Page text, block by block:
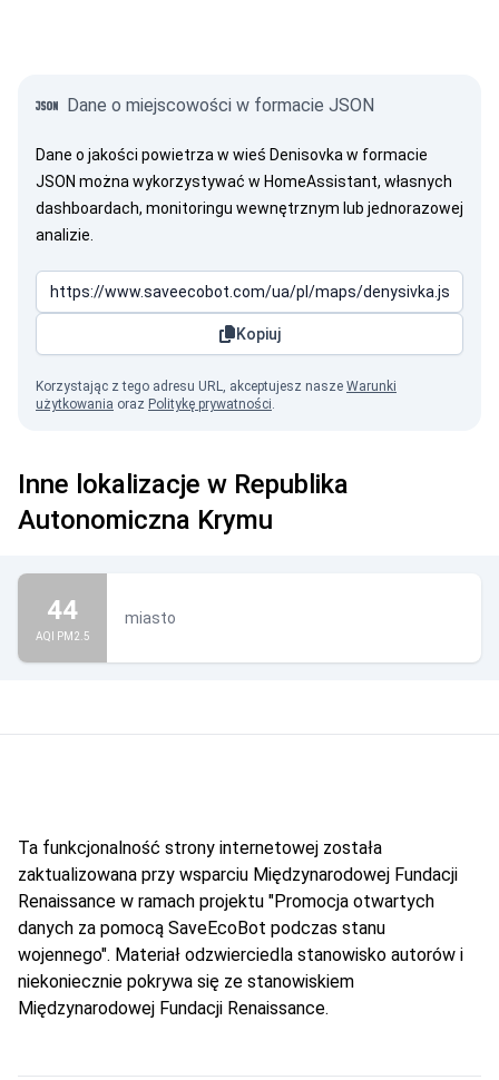
Dane o miejscowości w formacie JSON
Dane o jakości powietrza w wieś Denisovka w formacie
JSON można wykorzystywać w HomeAssistant, własnych
dashboardach, monitoringu wewnętrznym lub jednorazowej
analizie.
Kopiuj
Korzystając z tego adresu URL, akceptujesz nasze Warunki
użytkowania oraz Politykę prywatności.
Inne lokalizacje w Republika
Autonomiczna Krymu
44
AQI PM2.5
miasto
Ta funkcjonalność strony internetowej została
zaktualizowana przy wsparciu Międzynarodowej Fundacji
Renaissance w ramach projektu "Promocja otwartych
danych za pomocą SaveEcoBot podczas stanu
wojennego". Materiał odzwierciedla stanowisko autorów i
niekoniecznie pokrywa się ze stanowiskiem
Międzynarodowej Fundacji Renaissance.